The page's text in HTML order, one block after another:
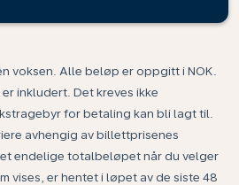
voksen. Alle beløp er oppgitt i NOK.
inkludert. Det kreves ikke
for betaling kan bli lagt til.
avhengig av billettprisenes
endelige totalbeløpet når du velger
vises, er hentet i løpet av de siste 48